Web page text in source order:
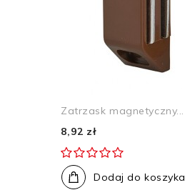
Zatrzask magnetyczny...
8,92 zł
Dodaj do koszyka